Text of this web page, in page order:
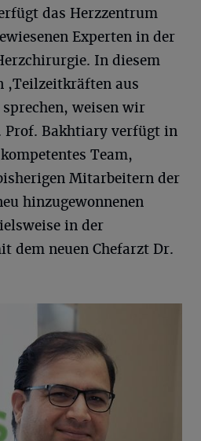
das Herzzentrum
Experten in der
In diesem
,Teilzeitkräften aus
weisen wir
Prof. Bakhtiary verfügt in
Team,
Mitarbeitern der
hinzugewonnenen
in der
dem neuen Chefarzt Dr.